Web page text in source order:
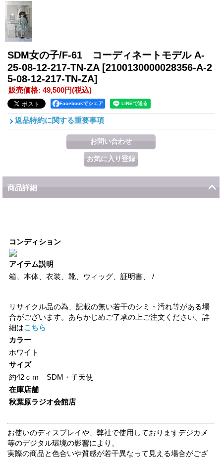
SDM女の子/F-61 コーディネートモデル A-
25-08-12-217-TN-ZA [2100130000028356-A-2
5-08-12-217-TN-ZA]
販売価格: 49,500円(税込)
Facebookでシェア
返品特約に関する重要事項
商品詳細
コンディション
アイテム説明
箱、本体、衣装、靴、ウィッグ、証明書、 /
リサイクル品の為、記載の無い若干のシミ・汚れ等がある場
合がございます。あらかじめご了承の上ご注文ください。詳
細はこちら
カラー
ホワイト
サイズ
約42ｃｍ SDM・子天使
在庫店舗
秋葉原ラジオ会館店
お使いのディスプレイや、弊社で使用しておりますデジカメ
等のデジタル環境の影響により、
実際の商品と色合いや質感が若干異なって見える場合がござ